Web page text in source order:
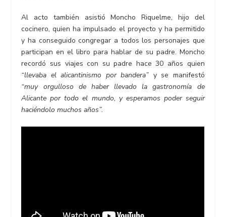
Al acto también asistió Moncho Riquelme, hijo del
cocinero, quien ha impulsado el proyecto y ha permitido
y ha conseguido congregar a todos los personajes que
participan en el libro para hablar de su padre. Moncho
recordó sus viajes con su padre hace 30 años quien
“llevaba el alicantinismo por bandera” y se manifestó
“muy orgulloso de haber llevado la gastronomía de
Alicante por todo el mundo, y esperamos poder seguir
haciéndolo muchos años”.